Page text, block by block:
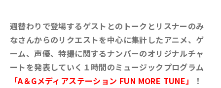
週替わりで登場するゲストとのトークとリスナーのみ
なさんからのリクエストを中心に集計したアニメ、ゲ
ーム、声優、特撮に関するナンバーのオリジナルチャ
ートを発表していく１時間のミュージックプログラム
「A＆Gメディアステーション FUN MORE TUNE」
！